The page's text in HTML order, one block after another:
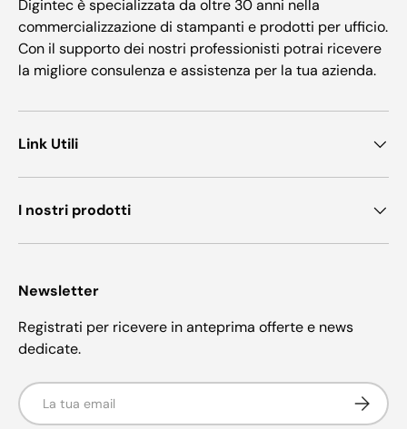
Digintec è specializzata da oltre 30 anni nella
commercializzazione di stampanti e prodotti per ufficio.
Con il supporto dei nostri professionisti potrai ricevere
la migliore consulenza e assistenza per la tua azienda.
Link Utili
I nostri prodotti
Newsletter
Registrati per ricevere in anteprima offerte e news
dedicate.
Email Iscriviti